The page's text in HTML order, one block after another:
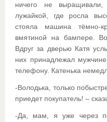
ничего не
лужайкой, где росла
стояла машина тёмно-
вмятиной на бампере.
Вдруг за дверью Катя
них принадлежал
телефону. Катенька
-Володька, только
приедет покупатель! –
-Да, мам, я уже через